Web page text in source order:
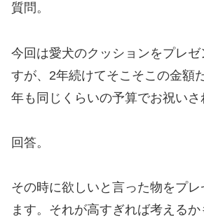
質問。
今回は愛犬のクッションをプレ
すが、2年続けてそこそこの金額
年も同じくらいの予算でお祝いさ
回答。
その時に欲しいと言った物をプ
ます。それが高すぎれば考える